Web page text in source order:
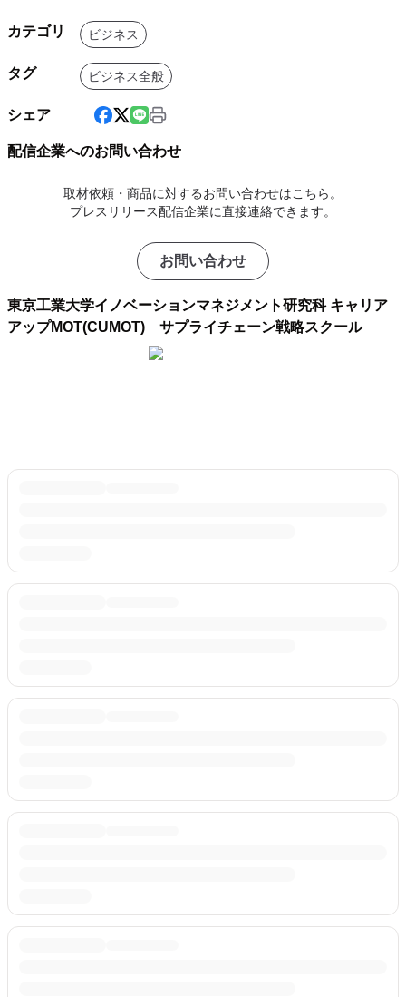
カテゴリ ビジネス
タグ ビジネス全般
シェア
配信企業へのお問い合わせ
取材依頼・商品に対するお問い合わせはこちら。
プレスリリース配信企業に直接連絡できます。
お問い合わせ
東京工業大学イノベーションマネジメント研究科 キャリア
アップMOT(CUMOT) サプライチェーン戦略スクール